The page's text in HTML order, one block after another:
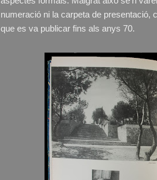
numeració ni la carpeta de presentació,
que es va publicar fins als anys 70.